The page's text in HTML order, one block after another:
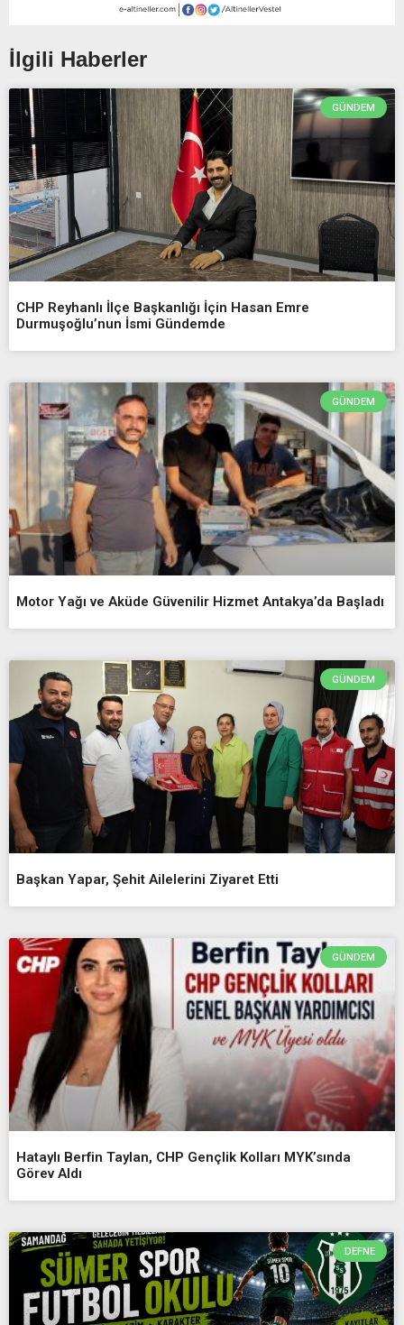
İlgili Haberler
GÜNDEM
CHP Reyhanlı İlçe Başkanlığı İçin Hasan Emre
Durmuşoğlu’nun İsmi Gündemde
GÜNDEM
Motor Yağı ve Aküde Güvenilir Hizmet Antakya’da Başladı
GÜNDEM
Başkan Yapar, Şehit Ailelerini Ziyaret Etti
GÜNDEM
Hataylı Berfin Taylan, CHP Gençlik Kolları MYK’sında
Görev Aldı
DEFNE